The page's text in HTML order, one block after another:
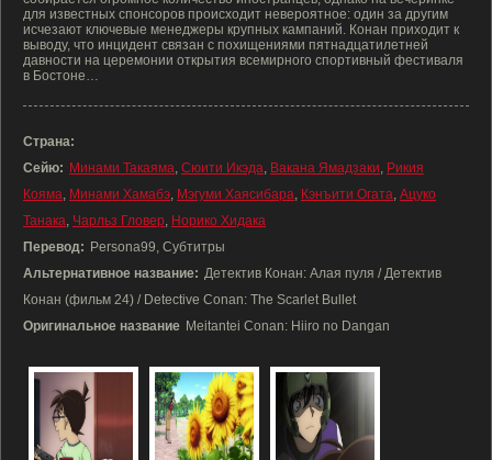
для известных спонсоров происходит невероятное: один за другим
исчезают ключевые менеджеры крупных кампаний. Конан приходит к
выводу, что инцидент связан с похищениями пятнадцатилетней
давности на церемонии открытия всемирного спортивный фестиваля
в Бостоне…
Страна:
Сейю: Минами Такаяма, Сюити Икэда, Вакана Ямадзаки, Рикия
Кояма, Минами Хамабэ, Мэгуми Хаясибара, Кэнъити Огата, Ацуко
Танака, Чарльз Гловер, Норико Хидака
Перевод: Persona99, Субтитры
Альтернативное название: Детектив Конан: Алая пуля / Детектив
Конан (фильм 24) / Detective Conan: The Scarlet Bullet
Оригинальное название Meitantei Conan: Hiiro no Dangan